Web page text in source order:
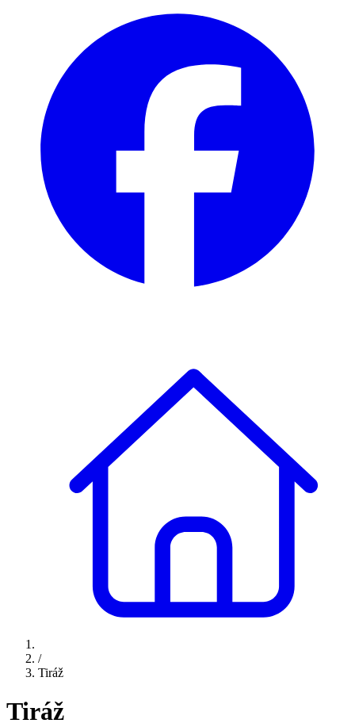
/
Tiráž
Tiráž